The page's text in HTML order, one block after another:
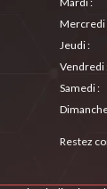
Mercredi
Jeudi:
Vendredi
Samedi:
Restez